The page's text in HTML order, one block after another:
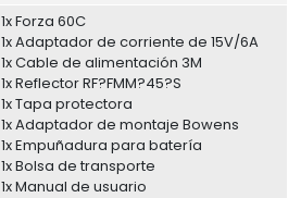
1x Forza 60C
1x Adaptador de corriente de 15V/6A
1x Cable de alimentación 3M
1x Reflector RF?FMM?45?S
1x Tapa protectora
1x Adaptador de montaje Bowens
1x Empuñadura para batería
1x Bolsa de transporte
1x Manual de usuario